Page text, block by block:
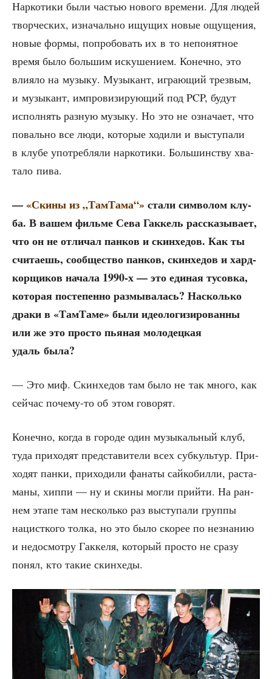
Нар­ко­ти­ки были частью ново­го вре­ме­ни. Для людей
твор­че­ских, изна­чаль­но ищу­щих новые ощу­ще­ния,
новые фор­мы, попро­бо­вать их в то непо­нят­ное
вре­мя было боль­шим иску­ше­ни­ем. Конеч­но, это
вли­я­ло на музы­ку. Музы­кант, игра­ю­щий трез­вым,
и музы­кант, импро­ви­зи­ру­ю­щий под PCP, будут
испол­нять раз­ную музы­ку. Но это не озна­ча­ет, что
поваль­но все люди, кото­рые ходи­ли и высту­па­ли
в клу­бе упо­треб­ля­ли нар­ко­ти­ки. Боль­шин­ству хва­
та­ло пива.
—«Ски­ны из „Там­Та­ма“»ста­ли сим­во­лом клу­
ба. В вашем филь­ме Сева Гак­кель рас­ска­зы­ва­ет,
что он не отли­чал пан­ков и скин­хе­дов. Как ты
счи­та­ешь, сооб­ще­ство пан­ков, скин­хе­дов и хард­
кор­щи­ков нача­ла 1990‑х — это еди­ная тусов­ка,
кото­рая посте­пен­но раз­мы­ва­лась? Насколь­ко
дра­ки в «Там­Та­ме» были идео­ло­ги­зи­ро­ван­ны
или же это про­сто пья­ная моло­дец­кая
удаль была?
— Это миф. Скин­хе­дов там было не так мно­го, как
сей­час поче­му-то об этом говорят.
Конеч­но, когда в горо­де один музы­каль­ный клуб,
туда при­хо­дят пред­ста­ви­те­ли всех суб­куль­тур. При­
хо­дят пан­ки, при­хо­ди­ли фана­ты сай­ко­бил­ли, рас­та­
ма­ны, хип­пи — ну и ски­ны мог­ли прий­ти. На ран­
нем эта­пе там несколь­ко раз высту­па­ли груп­пы
нацист­ко­го тол­ка, но это было ско­рее по незна­нию
и недо­смот­ру Гак­ке­ля, кото­рый про­сто не сра­зу
понял, кто такие скинхеды.